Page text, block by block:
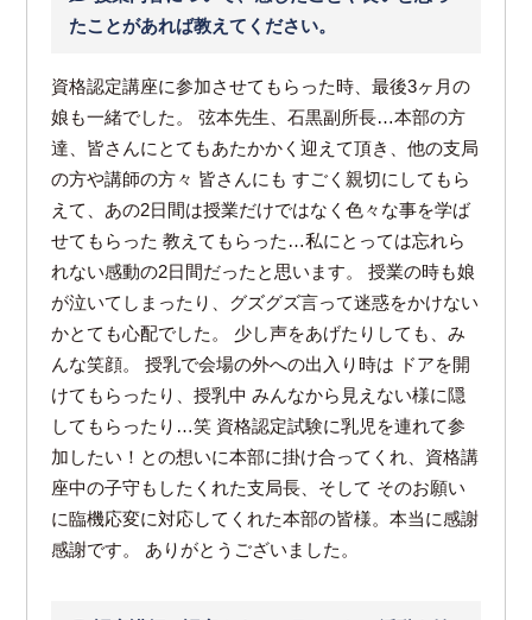
たことがあれば教えてください。
資格認定講座に参加させてもらった時、最後3ヶ月の
娘も一緒でした。 弦本先生、石黒副所長…本部の方
達、皆さんにとてもあたかかく迎えて頂き、他の支局
の方や講師の方々 皆さんにも すごく親切にしてもら
えて、あの2日間は授業だけではなく色々な事を学ば
せてもらった 教えてもらった…私にとっては忘れら
れない感動の2日間だったと思います。 授業の時も娘
が泣いてしまったり、グズグズ言って迷惑をかけない
かとても心配でした。 少し声をあげたりしても、み
んな笑顔。 授乳で会場の外への出入り時は ドアを開
けてもらったり、授乳中 みんなから見えない様に隠
してもらったり…笑 資格認定試験に乳児を連れて参
加したい！との想いに本部に掛け合ってくれ、資格講
座中の子守もしたくれた支局長、そして そのお願い
に臨機応変に対応してくれた本部の皆様。本当に感謝
感謝です。 ありがとうございました。